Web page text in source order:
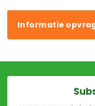
Informatie